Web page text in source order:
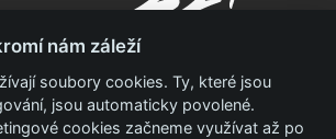
Copyright Motolevel. Všechna práva
nám záleží
soubory cookies. Ty, které jsou
jsou automaticky povolené.
cookies začneme využívat až po